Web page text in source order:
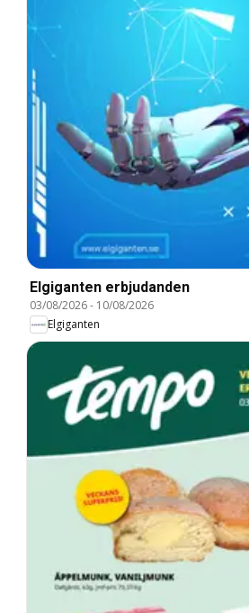
Elgiganten erbjudanden
03/08/2026- 10/08/2026
Elgiganten